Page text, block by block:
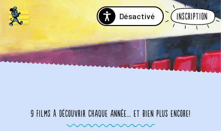
Désactivé Inscription
9 films à découvrir chaque année... et bien plus encore!